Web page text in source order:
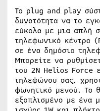
Το plug and play
δυνατότητα να το
εύκολα με μια απλή
τηλεφωνικό κέντρο
σε ένα δημόσιο
Μπορείτε να
του 2N Helios Force
τηλεφώνου σας,
φωνητικό μενού. Το
εξοπλισμένο με ένα